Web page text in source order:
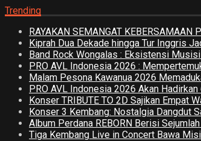
Trending
RAYAKAN SEMANGAT
Kiprah Dua Dekade hingga Tur Inggris
Band Rock Wongalas : Eksistensi
PRO AVL Indonesia 2026 :
Malam Pesona Kawanua 2026
PRO AVL Indonesia 2026 Akan
Konser TRIBUTE TO 2D Sajikan Empat
Konser 3 Kembang: Nostalgia Dangdut
Album Perdana REBORN Berisi
Tiga Kembang Live in Concert Bawa